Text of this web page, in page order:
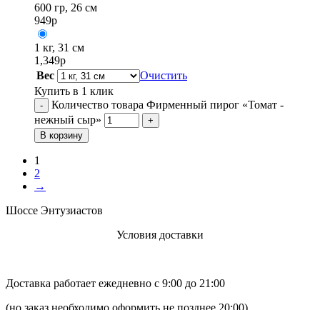
600 гр, 26 см
949р
1 кг, 31 см
1,349р
Вес
Очистить
Купить в 1 клик
-
Количество товара Фирменный пирог «Томат -
нежный сыр»
+
В корзину
1
2
→
Шоссе Энтузиастов
Условия доставки
Доставка работает ежедневно с 9:00 до 21:00
(но заказ необходимо оформить не позднее 20:00).